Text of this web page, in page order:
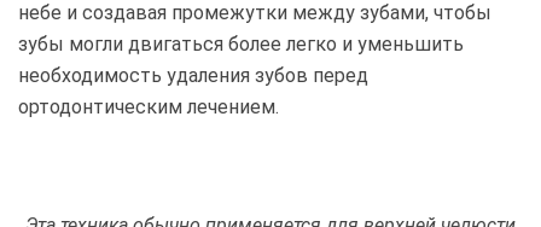
небе и создавая промежутки между зубами, чтобы
зубы могли двигаться более легко и уменьшить
необходимость удаления зубов перед
ортодонтическим лечением.